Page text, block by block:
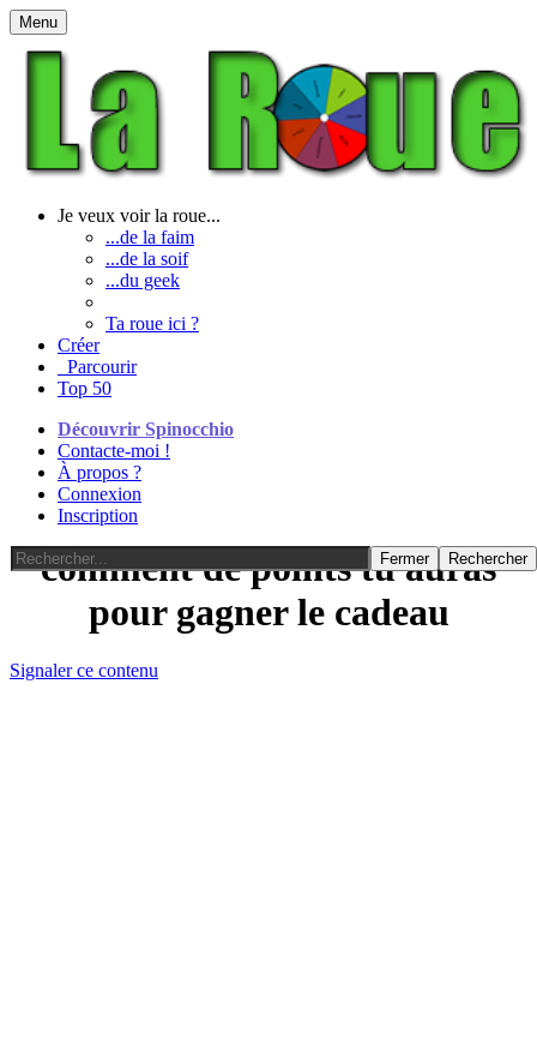
Menu
Je veux voir la roue...
...de la faim
...de la soif
...du geek
Ta roue ici ?
Créer
Parcourir
Top 50
Découvrir Spinocchio
Contacte-moi !
À propos ?
Connexion
Inscription
Fermer Rechercher
comment de points tu auras
pour gagner le cadeau
Signaler ce contenu